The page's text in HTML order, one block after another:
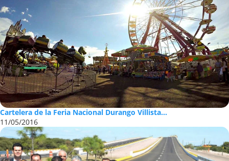
Cartelera de la Feria Nacional Durango Villista...
11/05/2016